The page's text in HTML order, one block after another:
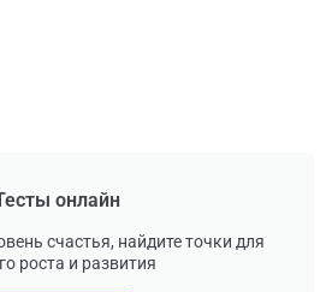
онлайн
счастья, найдите точки для
роста и развития